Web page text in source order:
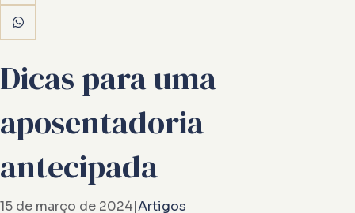
Dicas para uma
aposentadoria
antecipada
15 de março de 2024|Artigos